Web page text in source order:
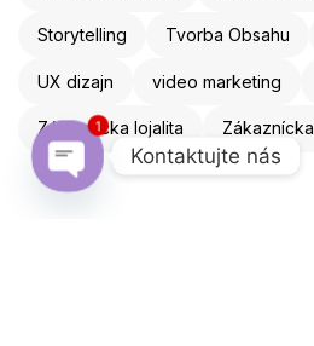
Storytelling Tvorba Obsahu
UX dizajn video marketing
Zákaznícka lojalita
Kontaktujte nás
1